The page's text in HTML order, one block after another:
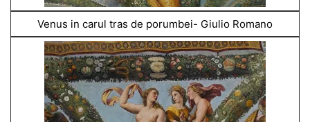
Venus in carul tras de porumbei- Giulio Romano